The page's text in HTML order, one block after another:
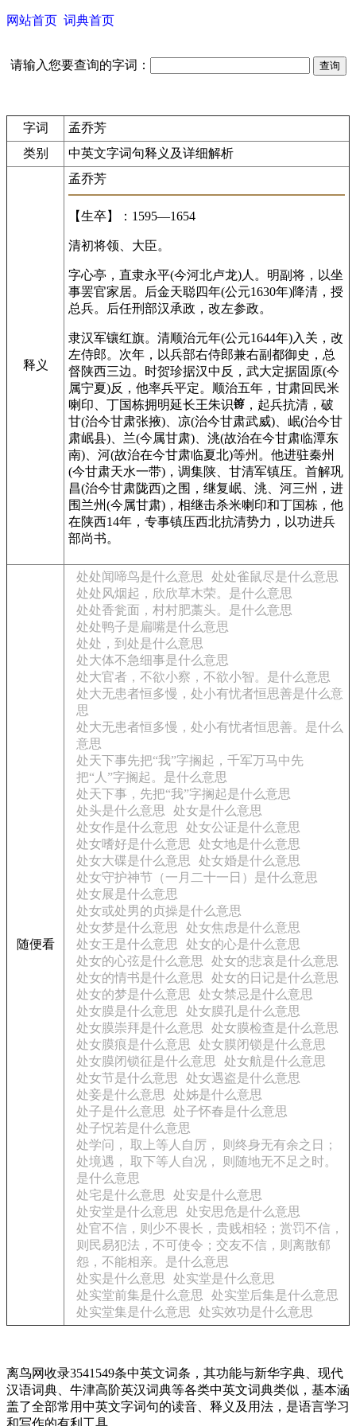
网站首页 词典首页
请输入您要查询的字词：
字词
孟乔芳
类别
中英文字词句释义及详细解析
释义
孟乔芳
【生卒】：1595—1654
清初将领、大臣。
字心亭，直隶永平(今河北卢龙)人。明副将，以坐
事罢官家居。后金天聪四年(公元1630年)降清，授
总兵。后任刑部汉承政，改左参政。
隶汉军镶红旗。清顺治元年(公元1644年)入关，改
左侍郎。次年，以兵部右侍郎兼右副都御史，总
督陕西三边。时贺珍据汉中反，武大定据固原(今
属宁夏)反，他率兵平定。顺治五年，甘肃回民米
喇印、丁国栋拥明延长王朱识
，起兵抗清，破
甘(治今甘肃张掖)、凉(治今甘肃武威)、岷(治今甘
肃岷县)、兰(今属甘肃)、洮(故治在今甘肃临潭东
南)、河(故治在今甘肃临夏北)等州。他进驻秦州
(今甘肃天水一带)，调集陕、甘清军镇压。首解巩
昌(治今甘肃陇西)之围，继复岷、洮、河三州，进
围兰州(今属甘肃)，相继击杀米喇印和丁国栋，他
在陕西14年，专事镇压西北抗清势力，以功进兵
部尚书。
随便看
处处闻啼鸟是什么意思
处处雀鼠尽是什么意思
处处风烟起，欣欣草木荣。是什么意思
处处香瓮面，村村肥藁头。是什么意思
处处鸭子是扁嘴是什么意思
处处，到处是什么意思
处大体不急细事是什么意思
处大官者，不欲小察，不欲小智。是什么意思
处大无患者恒多慢，处小有忧者恒思善是什么意
思
处大无患者恒多慢，处小有忧者恒思善。是什么
意思
处天下事先把“我”字搁起，千军万马中先
把“人”字搁起。是什么意思
处天下事，先把“我”字搁起是什么意思
处头是什么意思
处女是什么意思
处女作是什么意思
处女公证是什么意思
处女嗜好是什么意思
处女地是什么意思
处女大碟是什么意思
处女婚是什么意思
处女守护神节（一月二十一日）是什么意思
处女展是什么意思
处女或处男的贞操是什么意思
处女梦是什么意思
处女焦虑是什么意思
处女王是什么意思
处女的心是什么意思
处女的心弦是什么意思
处女的悲哀是什么意思
处女的情书是什么意思
处女的日记是什么意思
处女的梦是什么意思
处女禁忌是什么意思
处女膜是什么意思
处女膜孔是什么意思
处女膜崇拜是什么意思
处女膜检查是什么意思
处女膜痕是什么意思
处女膜闭锁是什么意思
处女膜闭锁征是什么意思
处女航是什么意思
处女节是什么意思
处女遇盗是什么意思
处妾是什么意思
处姊是什么意思
处子是什么意思
处子怀春是什么意思
处子怳若是什么意思
处学问， 取上等人自厉， 则终身无有余之日；
处境遇， 取下等人自况， 则随地无不足之时。
是什么意思
处宅是什么意思
处安是什么意思
处安堂是什么意思
处安思危是什么意思
处官不信，则少不畏长，贵贱相轻；赏罚不信，
则民易犯法，不可使令；交友不信，则离散郁
怨，不能相亲。是什么意思
处实是什么意思
处实堂是什么意思
处实堂前集是什么意思
处实堂后集是什么意思
处实堂集是什么意思
处实效功是什么意思
离鸟网收录3541549条中英文词条，其功能与新华字典、现代
汉语词典、牛津高阶英汉词典等各类中英文词典类似，基本涵
盖了全部常用中英文字词句的读音、释义及用法，是语言学习
和写作的有利工具。